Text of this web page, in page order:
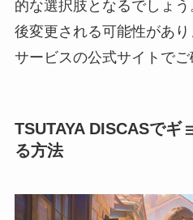
的な選択肢となるでしょ
後変更される可能性があ
サービスの公式サイトでご
TSUTAYA DISCASでギ
る方法